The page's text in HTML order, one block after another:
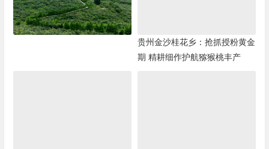
贵州金沙桂花乡：抢抓授粉黄金
期 精耕细作护航猕猴桃丰产